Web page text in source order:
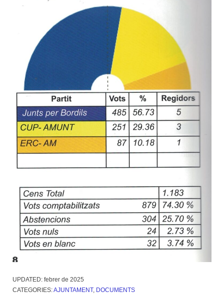
UPDATED: febrer de 2025
CATEGORIES:AJUNTAMENT, DOCUMENTS